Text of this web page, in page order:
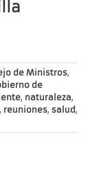
de Ministros,
de
, naturaleza,
, reuniones, salud,